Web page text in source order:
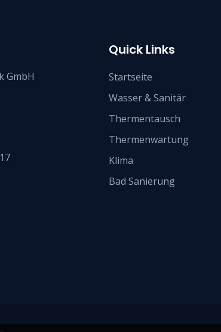
GmbH
Quick Links
Startseite
Wasser & Sanitär
Thermentausch
Thermenwartung
Klima
Bad Sanierung